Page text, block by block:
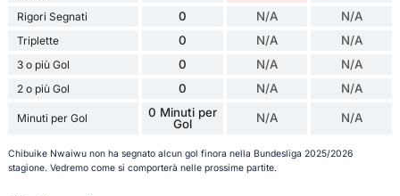
Rigori Segnati 0 N/A N/A
Triplette 0 N/A N/A
3 o più Gol 0 N/A N/A
2 o più Gol 0 N/A N/A
Minuti per Gol
0 Minuti per
Gol
N/A N/A
Chibuike Nwaiwu non ha segnato alcun gol finora nella Bundesliga 2025/2026
stagione. Vedremo come si comporterà nelle prossime partite.